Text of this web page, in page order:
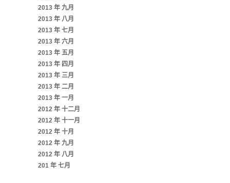
2013 年 九月
2013 年 八月
2013 年 七月
2013 年 六月
2013 年 五月
2013 年 四月
2013 年 三月
2013 年 二月
2013 年 一月
2012 年 十二月
2012 年 十一月
2012 年 十月
2012 年 九月
2012 年 八月
201 年 七月